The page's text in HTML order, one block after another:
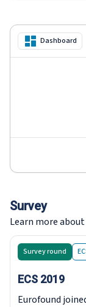
Dashboard
Survey
Learn more
Survey round
ECS 2019
Eurofound